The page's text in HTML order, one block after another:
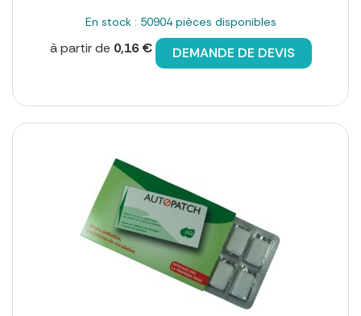
En stock : 50904 pièces disponibles
à partir de 0,16 € DEMANDE DE DEVIS